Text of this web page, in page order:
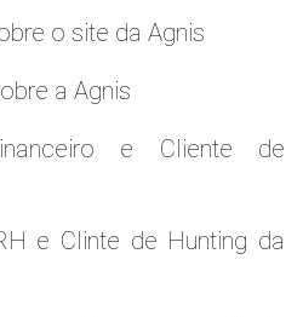
o site da Agnis
a Agnis
e Cliente de
e Clinte de Hunting da